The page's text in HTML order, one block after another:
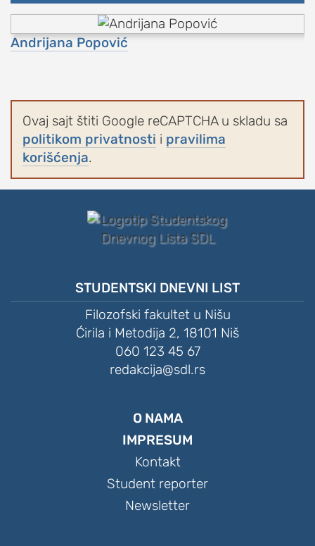
Andrijana Popović
Ovaj sajt štiti Google reCAPTCHA u skladu sa
politikom privatnosti i pravilima
korišćenja.
STUDENTSKI DNEVNI LIST
Filozofski fakultet u Nišu
Ćirila i Metodija 2, 18101 Niš
060 123 45 67
redakcija@sdl.rs
O NAMA
IMPRESUM
Kontakt
Student reporter
Newsletter